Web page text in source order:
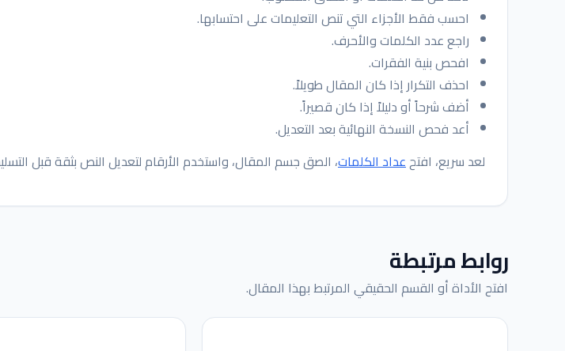
احسب فقط الأجزاء التي تنص التعليمات على احتسابها.
راجع عدد الكلمات والأحرف.
افحص بنية الفقرات.
احذف التكرار إذا كان المقال طويلاً.
أضف شرحاً أو دليلاً إذا كان قصيراً.
أعد فحص النسخة النهائية بعد التعديل.
لعد سريع، افتحعداد الكلمات، الصق جسم المقال، واستخدم الأرقام لتعديل النص بثقة قبل
روابط مرتبطة
افتح الأداة أو القسم الحقيقي المرتبط بهذا المقال.